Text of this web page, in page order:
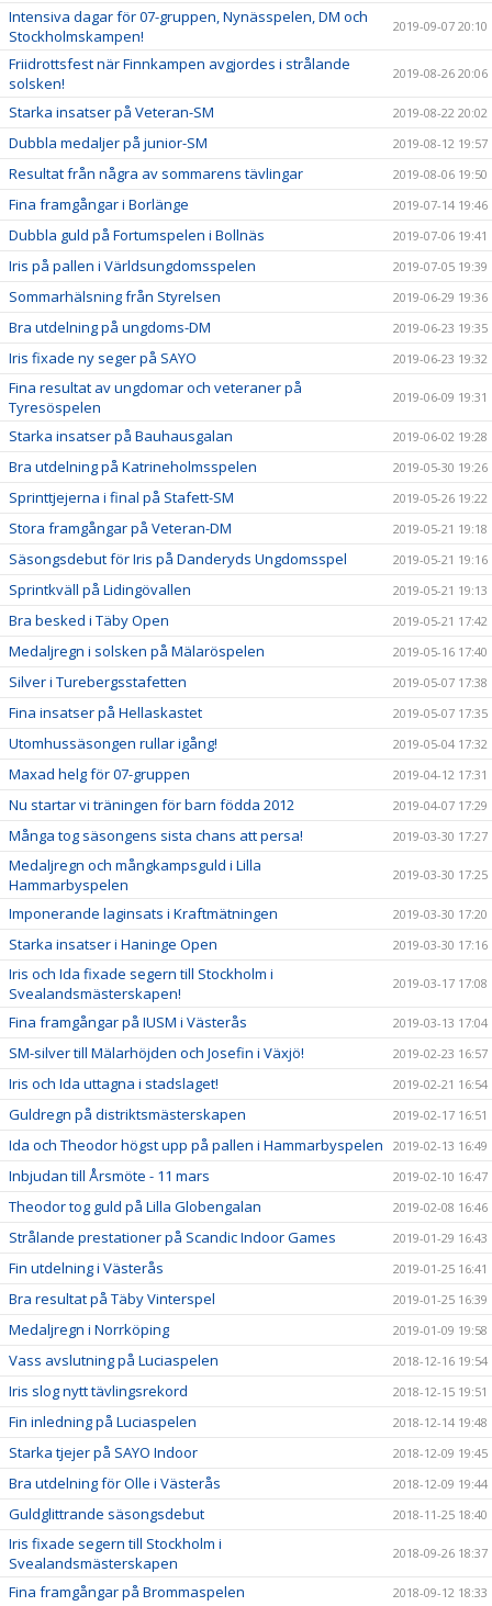
Intensiva dagar för 07-gruppen, Nynässpelen, DM och
Stockholmskampen!
2019-09-07 20:10
Friidrottsfest när Finnkampen avgjordes i strålande
solsken!
2019-08-26 20:06
Starka insatser på Veteran-SM 2019-08-22 20:02
Dubbla medaljer på junior-SM 2019-08-12 19:57
Resultat från några av sommarens tävlingar 2019-08-06 19:50
Fina framgångar i Borlänge 2019-07-14 19:46
Dubbla guld på Fortumspelen i Bollnäs 2019-07-06 19:41
Iris på pallen i Världsungdomsspelen 2019-07-05 19:39
Sommarhälsning från Styrelsen 2019-06-29 19:36
Bra utdelning på ungdoms-DM 2019-06-23 19:35
Iris fixade ny seger på SAYO 2019-06-23 19:32
Fina resultat av ungdomar och veteraner på
Tyresöspelen
2019-06-09 19:31
Starka insatser på Bauhausgalan 2019-06-02 19:28
Bra utdelning på Katrineholmsspelen 2019-05-30 19:26
Sprinttjejerna i final på Stafett-SM 2019-05-26 19:22
Stora framgångar på Veteran-DM 2019-05-21 19:18
Säsongsdebut för Iris på Danderyds Ungdomsspel 2019-05-21 19:16
Sprintkväll på Lidingövallen 2019-05-21 19:13
Bra besked i Täby Open 2019-05-21 17:42
Medaljregn i solsken på Mälaröspelen 2019-05-16 17:40
Silver i Turebergsstafetten 2019-05-07 17:38
Fina insatser på Hellaskastet 2019-05-07 17:35
Utomhussäsongen rullar igång! 2019-05-04 17:32
Maxad helg för 07-gruppen 2019-04-12 17:31
Nu startar vi träningen för barn födda 2012 2019-04-07 17:29
Många tog säsongens sista chans att persa! 2019-03-30 17:27
Medaljregn och mångkampsguld i Lilla
Hammarbyspelen
2019-03-30 17:25
Imponerande laginsats i Kraftmätningen 2019-03-30 17:20
Starka insatser i Haninge Open 2019-03-30 17:16
Iris och Ida fixade segern till Stockholm i
Svealandsmästerskapen!
2019-03-17 17:08
Fina framgångar på IUSM i Västerås 2019-03-13 17:04
SM-silver till Mälarhöjden och Josefin i Växjö! 2019-02-23 16:57
Iris och Ida uttagna i stadslaget! 2019-02-21 16:54
Guldregn på distriktsmästerskapen 2019-02-17 16:51
Ida och Theodor högst upp på pallen i Hammarbyspelen 2019-02-13 16:49
Inbjudan till Årsmöte - 11 mars 2019-02-10 16:47
Theodor tog guld på Lilla Globengalan 2019-02-08 16:46
Strålande prestationer på Scandic Indoor Games 2019-01-29 16:43
Fin utdelning i Västerås 2019-01-25 16:41
Bra resultat på Täby Vinterspel 2019-01-25 16:39
Medaljregn i Norrköping 2019-01-09 19:58
Vass avslutning på Luciaspelen 2018-12-16 19:54
Iris slog nytt tävlingsrekord 2018-12-15 19:51
Fin inledning på Luciaspelen 2018-12-14 19:48
Starka tjejer på SAYO Indoor 2018-12-09 19:45
Bra utdelning för Olle i Västerås 2018-12-09 19:44
Guldglittrande säsongsdebut 2018-11-25 18:40
Iris fixade segern till Stockholm i
Svealandsmästerskapen
2018-09-26 18:37
Fina framgångar på Brommaspelen 2018-09-12 18:33